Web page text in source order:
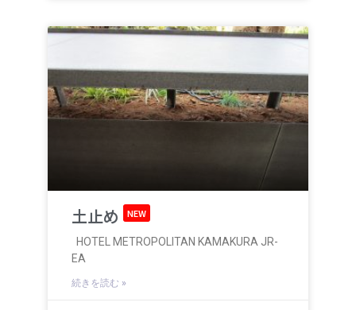
土止め NEW
HOTEL METROPOLITAN KAMAKURA JR-
EA
続きを読む »